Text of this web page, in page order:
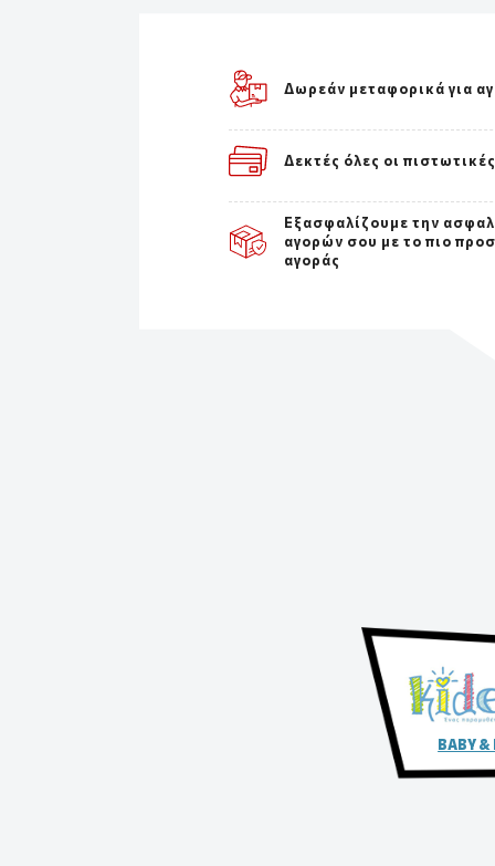
Δωρεάν μεταφορικά για
Δεκτές όλες οι
Εξασφαλίζουμε την
αγορών σου με το πιο
αγοράς
BABY &